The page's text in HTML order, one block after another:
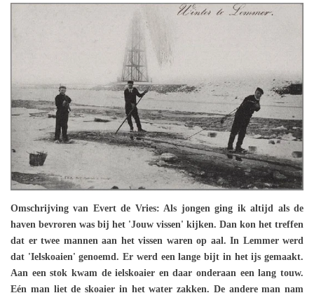
Omschrijving van Evert de Vries: Als jongen ging ik altijd als de
haven bevroren was bij het 'Jouw vissen' kijken. Dan kon het treffen
dat er twee mannen aan het vissen waren op aal. In Lemmer werd
dat 'Ielskoaien' genoemd. Er werd een lange bijt in het ijs gemaakt.
Aan een stok kwam de ielskoaier en daar onderaan een lang touw.
Eén man liet de skoaier in het water zakken. De andere man nam